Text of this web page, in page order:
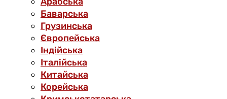
Баварська
Грузинська
Європейська
Індійська
Італійська
Китайська
Корейська